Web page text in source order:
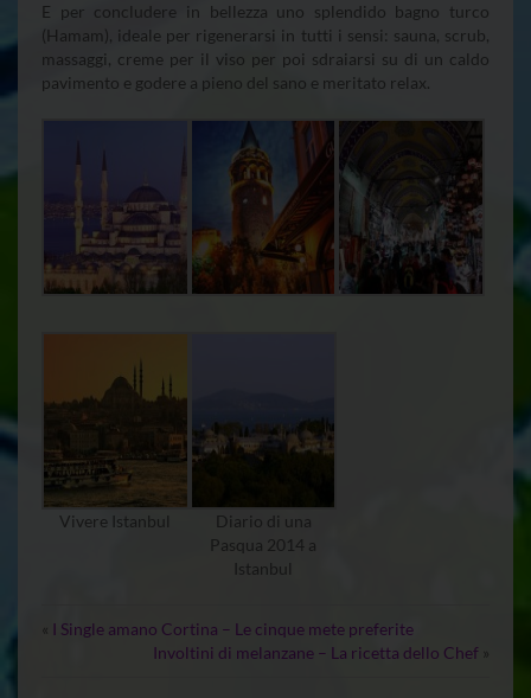
E per concludere in bellezza uno splendido bagno turco
(Hamam), ideale per rigenerarsi in tutti i sensi: sauna, scrub,
massaggi, creme per il viso per poi sdraiarsi su di un caldo
pavimento e godere a pieno del sano e meritato relax.
Vivere Istanbul
Diario di una
Pasqua 2014 a
Istanbul
« I Single amano Cortina – Le cinque mete preferite
Involtini di melanzane – La ricetta dello Chef »